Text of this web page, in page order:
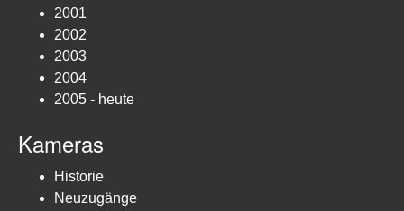
2001
2002
2003
2004
2005 - heute
Kameras
Historie
Neuzugänge